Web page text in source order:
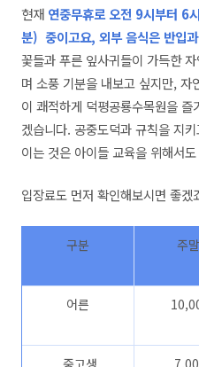
현재 연중무휴로 오전 9시부터 6
분) 중이고요, 외부 음식은 반입
꽃들과 푸른 잎사귀들이 가득한
며 소풍 기분을 내보고 싶지만,
이 쾌적하게 덕평공룡수목원을
겠습니다. 공중도덕과 규칙을 지
이는 것은 아이들 교육을 위해서
입장료도 먼저 확인해보시면 좋겠
구분 주말
어른
중고생